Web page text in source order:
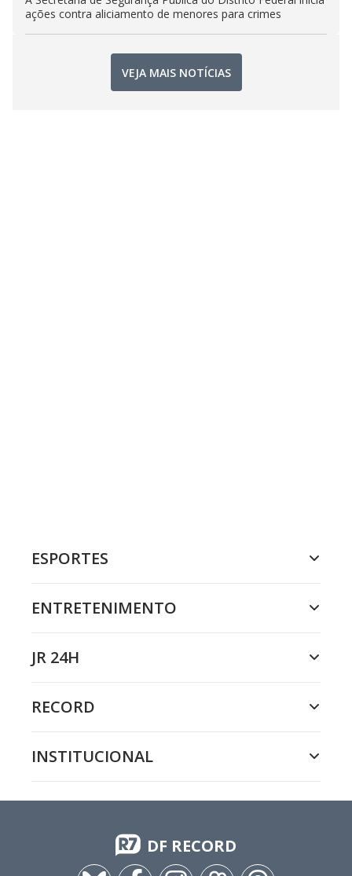
ações contra aliciamento de menores para crimes
VEJA MAIS NOTÍCIAS
ESPORTES
ENTRETENIMENTO
JR 24H
RECORD
INSTITUCIONAL
DF RECORD